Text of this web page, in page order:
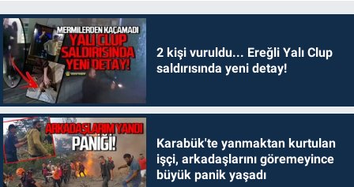
2 kişi vuruldu... Ereğli Yalı Clup
saldırısında yeni detay!
Karabük'te yanmaktan kurtulan
işçi, arkadaşlarını göremeyince
büyük panik yaşadı